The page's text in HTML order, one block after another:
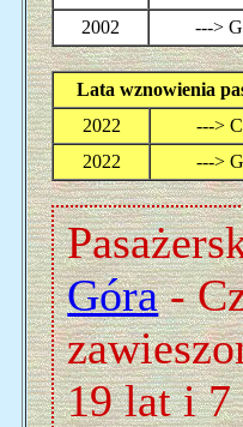
2002
--->
Lata wznowienia
2022
--->
2022
--->
Góra-
19 lat i 7